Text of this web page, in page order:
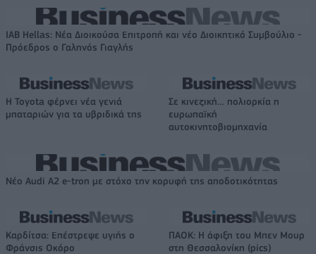
IAB Hellas: Νέα Διοικούσα Επιτροπή και νέο Διοικητικό Συμβούλιο -
Πρόεδρος ο Γαληνός Γιαγλής
Η Toyota φέρνει νέα γενιά
μπαταριών για τα υβριδικά της
Σε κινεζική… πολιορκία η
ευρωπαϊκή
αυτοκινητοβιομηχανία
Νέο Audi A2 e-tron με στόχο την κορυφή της αποδοτικότητας
Καρδίτσα: Επέστρεψε υγιής ο
Φράνσις Οκόρο
ΠΑΟΚ: Η άφιξη του Μπεν Μουρ
στη Θεσσαλονίκη (pics)